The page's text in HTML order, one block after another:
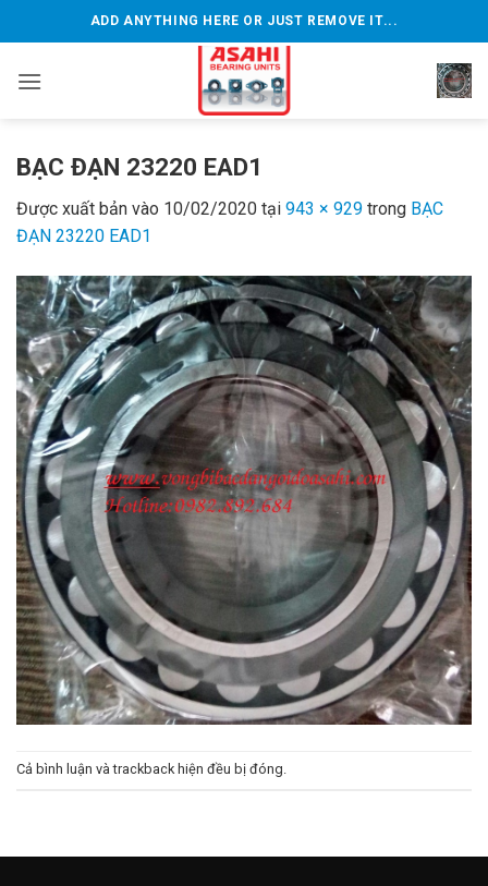
qua
dung
ADD ANYTHING HERE OR JUST REMOVE IT...
BẠC ĐẠN 23220 EAD1
Được xuất bản vào 10/02/2020 tại 943 × 929 trong BẠC
ĐẠN 23220 EAD1
Cả bình luận và trackback hiện đều bị đóng.